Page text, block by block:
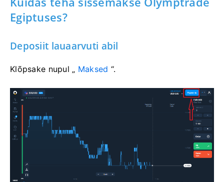
Egiptuses?
Deposiit lauaarvuti abil
Klõpsake nupul „ Maksed “.